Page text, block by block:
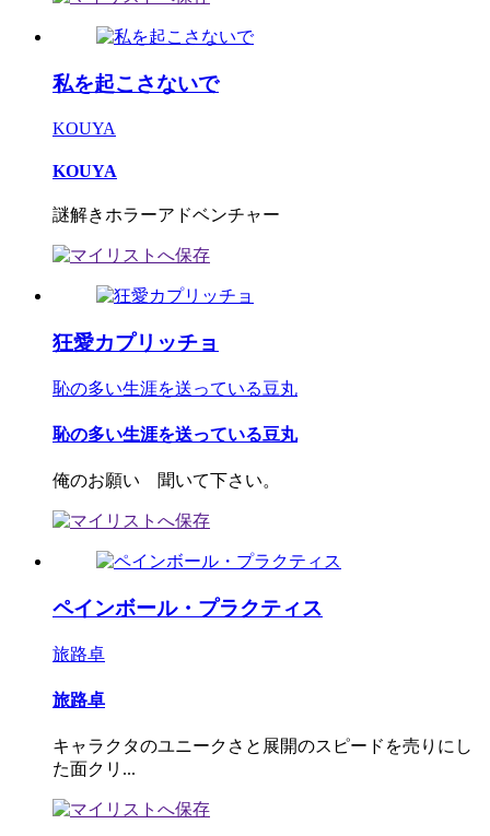
私を起こさないで
KOUYA
KOUYA
謎解きホラーアドベンチャー
狂愛カプリッチョ
恥の多い生涯を送っている豆丸
恥の多い生涯を送っている豆丸
俺のお願い 聞いて下さい。
ペインボール・プラクティス
旅路卓
旅路卓
キャラクタのユニークさと展開のスピードを売りにし
た面クリ...